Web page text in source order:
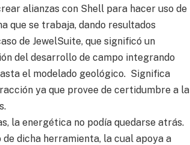
alianzas con Shell para hacer uso de
que se trabaja, dando resultados
de JewelSuite, que significó un
del desarrollo de campo integrando
el modelado geológico. Significa
ya que provee de certidumbre a la
la energética no podía quedarse atrás.
dicha herramienta, la cual apoya a